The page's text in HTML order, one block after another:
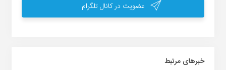
عضویت در کانال تلگرام
خبر‌های مرتبط